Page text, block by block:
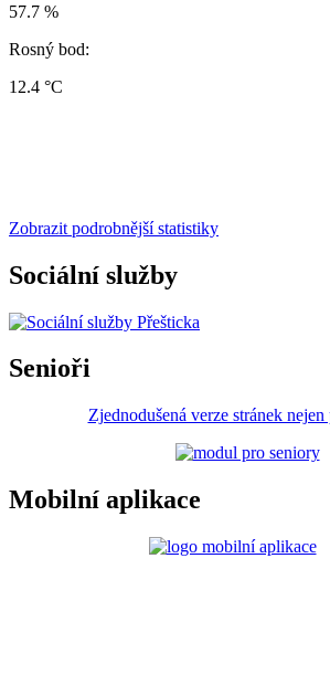
57.7 %
Rosný bod:
12.4 °C
Zobrazit podrobnější statistiky
Sociální služby
Senioři
Zjednodušená verze stránek
Mobilní aplikace